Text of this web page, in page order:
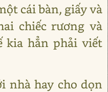
cái bàn, giấy và
chiếc rương và
kia hẳn phải viết
nhà hay cho dọn